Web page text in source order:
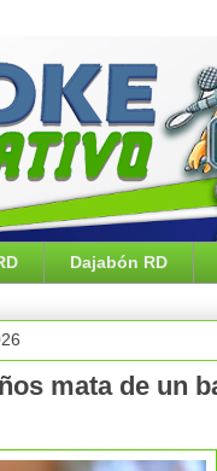
Dajabón RD
mata de un